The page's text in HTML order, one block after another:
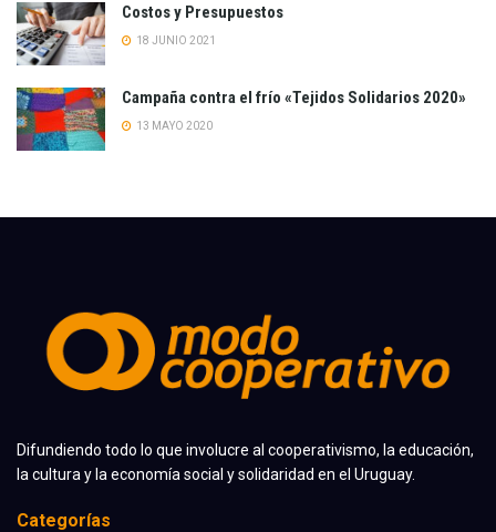
Costos y Presupuestos
18 JUNIO 2021
Campaña contra el frío «Tejidos Solidarios 2020»
13 MAYO 2020
Difundiendo todo lo que involucre al cooperativismo, la educación,
la cultura y la economía social y solidaridad en el Uruguay.
Categorías